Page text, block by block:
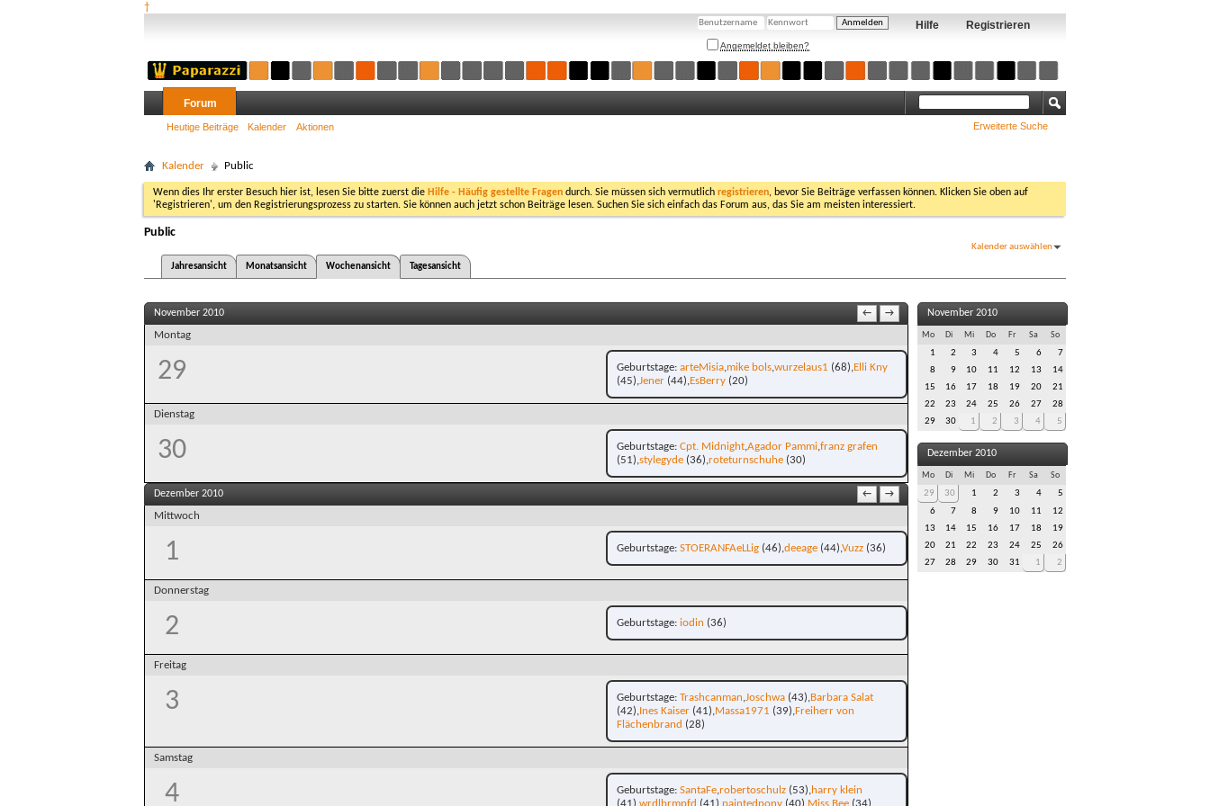
†
Registrieren
Hilfe
Angemeldet bleiben?
Forum
Heutige Beiträge Kalender Aktionen Erweiterte Suche
Kalender Public
Wenn dies Ihr erster Besuch hier ist, lesen Sie bitte zuerst die Hilfe - Häufig gestellte Fragen durch. Sie müssen sich vermutlich registrieren, bevor Sie Beiträge verfassen können. Klicken Sie oben auf
'Registrieren', um den Registrierungsprozess zu starten. Sie können auch jetzt schon Beiträge lesen. Suchen Sie sich einfach das Forum aus, das Sie am meisten interessiert.
Public
Kalender auswählen
Jahresansicht
Monatsansicht Wochenansicht Tagesansicht
← →
November 2010
Montag
29 Geburtstage arteMisia mike bols wurzelaus1 (68) Elli Kny
(45) Jener (44) EsBerry (20)
Dienstag
30 Geburtstage Cpt. Midnight Agador Pammi franz grafen
(51) stylegyde (36) roteturnschuhe (30)
← →
Dezember 2010
Mittwoch
1 Geburtstage STOERANFAeLLig (46) deeage (44) Vuzz (36)
Donnerstag
2 Geburtstage iodin (36)
Freitag
3 Geburtstage Trashcanman Joschwa (43) Barbara Salat
(42) Ines Kaiser (41) Massa1971 (39) Freiherr von
Flächenbrand (28)
Samstag
4 Geburtstage SantaFe robertoschulz (53) harry klein
November 2010
Mo Di Mi Do Fr Sa So
1 2 3 4 5 6
7
8
9 10 11 12 13
14
15
16 17 18 19 20
21
22
23 24 25 26 27
28
29
30 1 2 3 4 5
Dezember 2010
Mo Di Mi Do Fr Sa So
29 30 1 2 3 4
5
6
7 8 9 10 11
12
13
14 15 16 17 18
19
20
21 22 23 24 25
26
27
28 29 30 31 1 2